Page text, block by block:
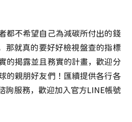
都不希望自己為減碳所付出的錢
那就真的要好好檢視盤查的指標
的揭露並且務實的計畫，歡迎分
的親朋好友們！匯續提供各行各
詢服務，歡迎加入官方LINE帳號